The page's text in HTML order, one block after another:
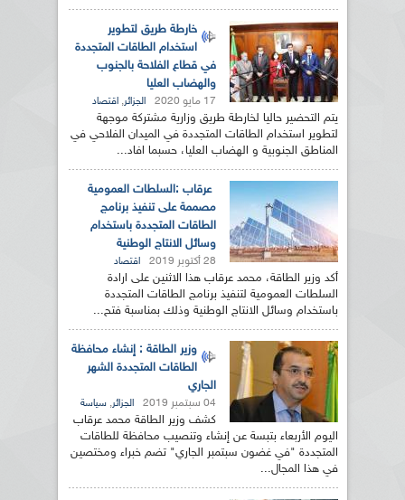
خارطة طريق لتطوير
استخدام الطاقات المتجددة
في قطاع الفلاحة بالجنوب
والهضاب العليا
17 مايو 2020 الجزائر, اقتصاد
يتم التحضير حاليا لخارطة طريق وزارية مشتركة موجهة
لتطوير استخدام الطاقات المتجددة في الميدان الفلاحي في
المناطق الجنوبية و الهضاب العليا، حسبما افاد...
عرقاب :السلطات العمومية
مصممة على تنفيذ برنامج
الطاقات المتجددة باستخدام
وسائل الانتاج الوطنية
28 أكتوبر 2019 اقتصاد
أكد وزير الطاقة، محمد عرقاب هذا الاثنين على ارادة
السلطات العمومية لتنفيذ برنامج الطاقات المتجددة
باستخدام وسائل الانتاج الوطنية وذلك بمناسبة فتح...
وزير الطاقة : إنشاء محافظة
الطاقات المتجددة الشهر
الجاري
04 سبتمبر 2019 الجزائر, سياسة
كشف وزير الطاقة محمد عرقاب
اليوم الأربعاء بتبسة عن إنشاء وتنصيب محافظة للطاقات
المتجددة "في غضون سبتمبر الجاري" تضم خبراء ومختصين
في هذا المجال...